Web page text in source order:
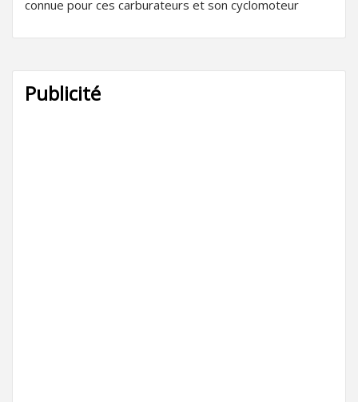
connue pour ces carburateurs et son cyclomoteur
Publicité